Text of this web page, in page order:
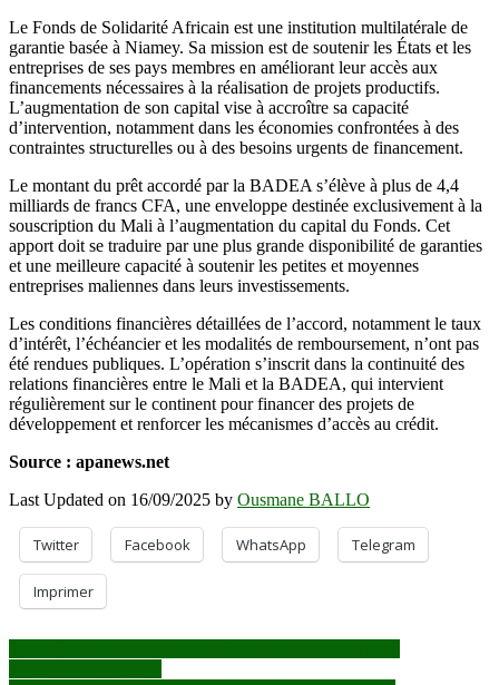
Le Fonds de Solidarité Africain est une institution multilatérale de
garantie basée à Niamey. Sa mission est de soutenir les États et les
entreprises de ses pays membres en améliorant leur accès aux
financements nécessaires à la réalisation de projets productifs.
L’augmentation de son capital vise à accroître sa capacité
d’intervention, notamment dans les économies confrontées à des
contraintes structurelles ou à des besoins urgents de financement.
Le montant du prêt accordé par la BADEA s’élève à plus de 4,4
milliards de francs CFA, une enveloppe destinée exclusivement à la
souscription du Mali à l’augmentation du capital du Fonds. Cet
apport doit se traduire par une plus grande disponibilité de garanties
et une meilleure capacité à soutenir les petites et moyennes
entreprises maliennes dans leurs investissements.
Les conditions financières détaillées de l’accord, notamment le taux
d’intérêt, l’échéancier et les modalités de remboursement, n’ont pas
été rendues publiques. L’opération s’inscrit dans la continuité des
relations financières entre le Mali et la BADEA, qui intervient
régulièrement sur le continent pour financer des projets de
développement et renforcer les mécanismes d’accès au crédit.
Source : apanews.net
Last Updated on 16/09/2025 by Ousmane BALLO
Twitter Facebook WhatsApp Telegram
Imprimer
Navigation